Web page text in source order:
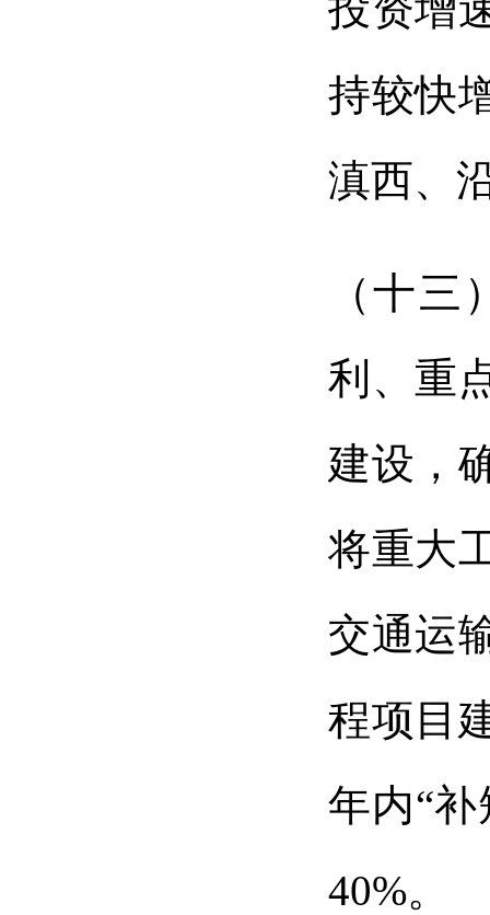
持较快
滇西、
（十
利、重
建设，
将重大
交通运
程项目
年内“
40%。